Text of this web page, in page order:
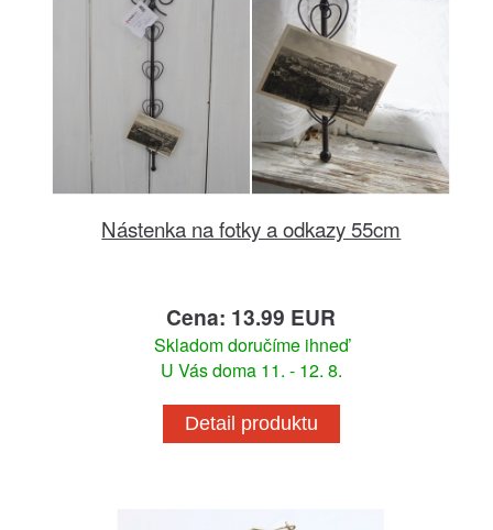
Nástenka na fotky a odkazy 55cm
Cena: 13.99 EUR
Skladom doručíme ihneď
U Vás doma 11. - 12. 8.
Detail produktu